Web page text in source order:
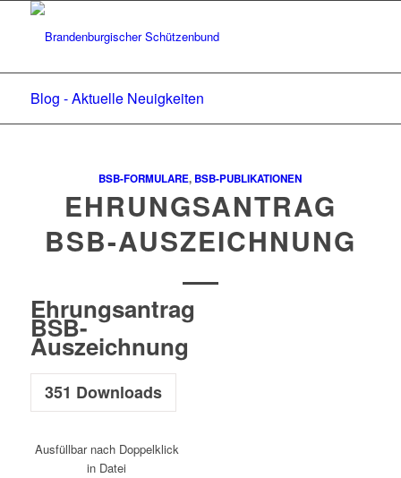
Blog - Aktuelle Neuigkeiten
BSB-FORMULARE, BSB-PUBLIKATIONEN
EHRUNGSANTRAG
BSB-AUSZEICHNUNG
Ehrungsantrag
BSB-
Auszeichnung
351 Downloads
Ausfüllbar nach Doppelklick
in Datei